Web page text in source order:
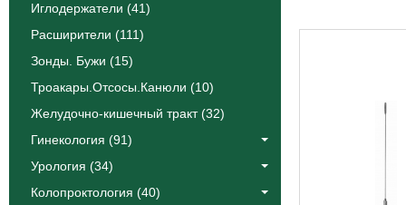
Иглодержатели (41)
Расширители (111)
Зонды. Бужи (15)
Троакары.Отсосы.Канюли (10)
Желудочно-кишечный тракт (32)
Гинекология (91)
Урология (34)
Колопроктология (40)